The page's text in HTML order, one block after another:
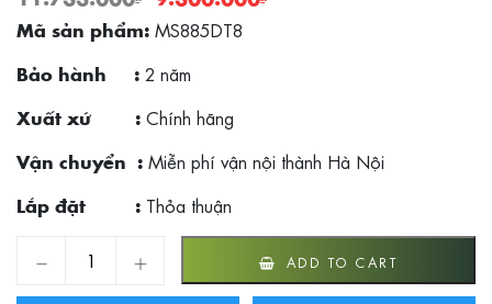
Mã sản phẩm: MS885DT8
Bảo hành : 2 năm
Xuất xứ : Chính hãng
Vận chuyển : Miễn phí vận nội thành Hà Nội
Lắp đặt : Thỏa thuận
Bồn cầu 1 khối TOTO MS885DT8 quantity
ADD TO CART